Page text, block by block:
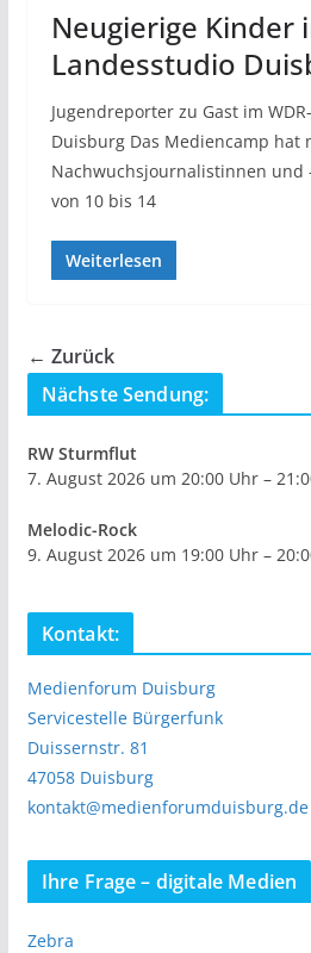
Neugierige Kinder
Landesstudio
Jugendreporter zu Gast im
Duisburg Das Mediencamp hat
Nachwuchsjournalistinnen
von 10 bis 14
Weiterlesen
← Zurück
Nächste Sendung:
RW Sturmflut
7. August 2026 um 20:00 Uhr –
Melodic-Rock
9. August 2026 um 19:00 Uhr –
Kontakt:
Medienforum Duisburg
Servicestelle Bürgerfunk
Duissernstr. 81
47058 Duisburg
kontakt@medienforumduisburg.de
Ihre Frage – digitale Medien
Zebra